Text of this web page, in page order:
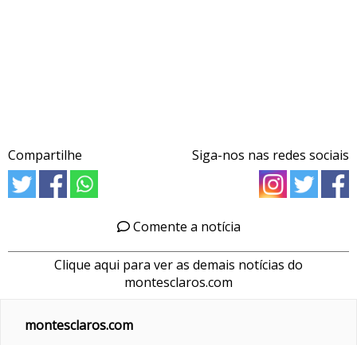
Compartilhe Siga-nos nas redes sociais
Comente a notícia
Clique aqui para ver as demais notícias do
montesclaros.com
montesclaros.com